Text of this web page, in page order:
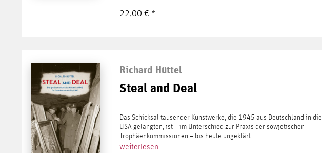
22,00 € *
Richard Hüttel
Steal and Deal
Das Schicksal tausender Kunstwerke, die 1945 aus Deutschland in die
USA gelangten, ist – im Unterschied zur Praxis der sowjetischen
Trophäenkommissionen – bis heute ungeklärt....
weiterlesen